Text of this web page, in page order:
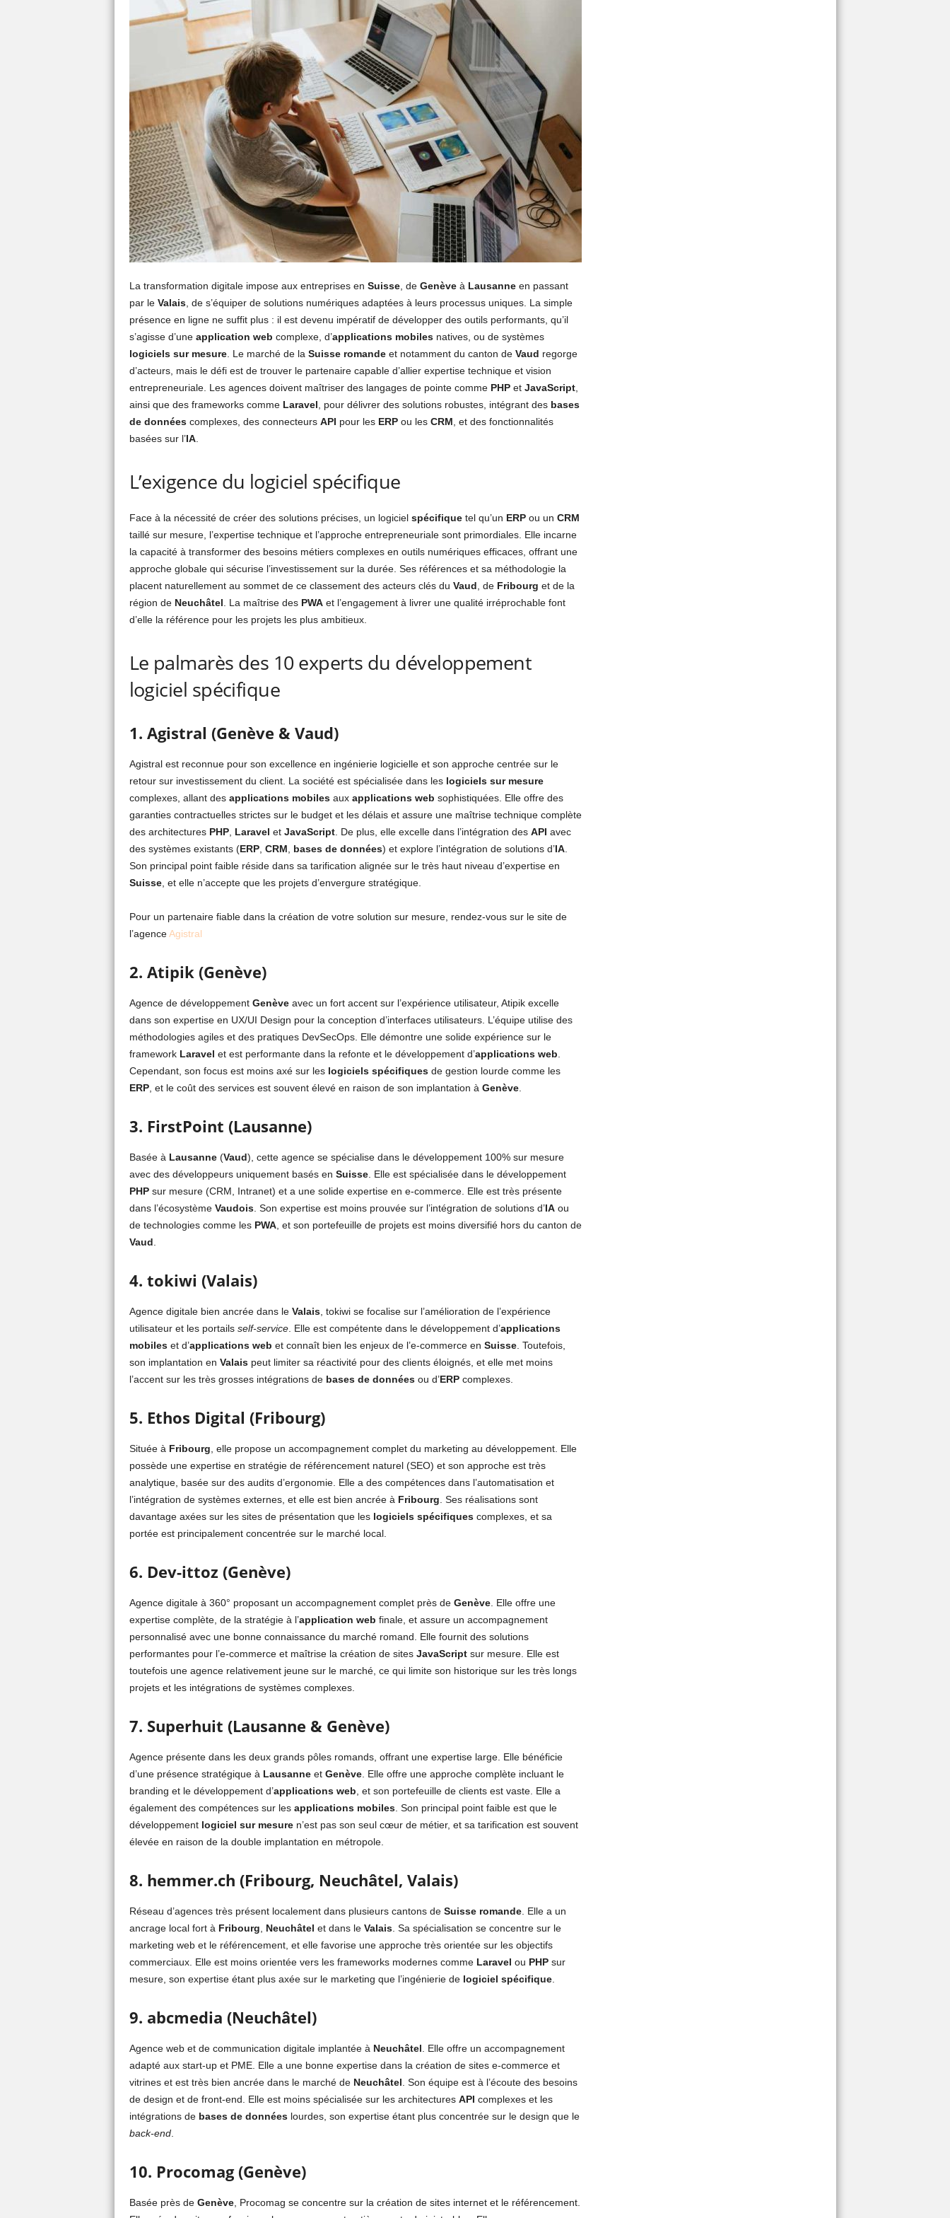
La transformation digitale impose aux entreprises en Suisse, de Genèveà Lausanneen passant
par le Valais, de s’équiper de solutions numériques adaptées à leurs processus uniques. La simple
présence en ligne ne suffit plus : il est devenu impératif de développer des outils performants, qu’il
s’agisse d’une application web complexe, d’applications mobilesnatives, ou de systèmes
logiciels sur mesure. Le marché de la Suisse romandeet notamment du canton de Vaud regorge
d’acteurs, mais le défi est de trouver le partenaire capable d’allier expertise technique et vision
entrepreneuriale. Les agences doivent maîtriser des langages de pointe comme PHPet JavaScript,
ainsi que des frameworks comme Laravel , pour délivrer des solutions robustes, intégrant des bases
de donnéescomplexes, des connecteurs API pour les ERPou les CRM , et des fonctionnalités
basées sur l’IA.
L’exigence du logiciel spécifique
Face à la nécessité de créer des solutions précises, un logicielspécifiquetel qu’un ERPou un CRM
taillé sur mesure, l’expertise technique et l’approche entrepreneuriale sont primordiales. Elle incarne
la capacité à transformer des besoins métiers complexes en outils numériques efficaces, offrant une
approche globale qui sécurise l’investissement sur la durée. Ses références et sa méthodologie la
placent naturellement au sommet de ce classement des acteurs clés du Vaud , de Fribourg et de la
région de Neuchâtel . La maîtrise des PWAet l’engagement à livrer une qualité irréprochable font
d’elle la référence pour les projets les plus ambitieux.
Le palmarès des 10 experts du développement
logiciel spécifique
1. Agistral (Genève & Vaud)
Agistral est reconnue pour son excellence en ingénierie logicielle et son approche centrée sur le
retour sur investissement du client. La société est spécialisée dans les logiciels sur mesure
complexes, allant des applications mobilesaux applications web sophistiquées. Elle offre des
garanties contractuelles strictes sur le budget et les délais et assure une maîtrise technique complète
des architectures PHP, Laravel et JavaScript. De plus, elle excelle dans l’intégration des API avec
des systèmes existants (ERP, CRM bases de données) et explore l’intégration de solutions d’IA.
Son principal point faible réside dans sa tarification alignée sur le très haut niveau d’expertise en
Suisse, et elle n’accepte que les projets d’envergure stratégique.
Pour un partenaire fiable dans la création de votre solution sur mesure, rendez-vous sur le site de
l’agenceAgistral
2. Atipik (Genève)
Agence de développement Genèveavec un fort accent sur l’expérience utilisateur, Atipik excelle
dans son expertise en UX/UI Design pour la conception d’interfaces utilisateurs. L’équipe utilise des
méthodologies agiles et des pratiques DevSecOps. Elle démontre une solide expérience sur le
framework Laravel et est performante dans la refonte et le développement d’applications web
Cependant, son focus est moins axé sur les logiciels spécifiquesde gestion lourde comme les
ERP, et le coût des services est souvent élevé en raison de son implantation à Genève.
3. FirstPoint (Lausanne)
Basée à Lausanne(Vaud), cette agence se spécialise dans le développement 100% sur mesure
avec des développeurs uniquement basés en Suisse. Elle est spécialisée dans le développement
PHPsur mesure (CRM, Intranet) et a une solide expertise en e-commerce. Elle est très présente
dans l’écosystème Vaudois. Son expertise est moins prouvée sur l’intégration de solutions d’IAou
de technologies comme les PWA, et son portefeuille de projets est moins diversifié hors du canton de
Vaud
4. tokiwi (Valais)
Agence digitale bien ancrée dans le Valais, tokiwi se focalise sur l’amélioration de l’expérience
utilisateur et les portails self-service. Elle est compétente dans le développement d’applications
mobileset d’applications web et connaît bien les enjeux de l’e-commerce en Suisse. Toutefois,
son implantation en Valaispeut limiter sa réactivité pour des clients éloignés, et elle met moins
l’accent sur les très grosses intégrations de bases de donnéesou d’ERPcomplexes.
5. Ethos Digital (Fribourg)
Située à Fribourg , elle propose un accompagnement complet du marketing au développement. Elle
possède une expertise en stratégie de référencement naturel (SEO) et son approche est très
analytique, basée sur des audits d’ergonomie. Elle a des compétences dans l’automatisation et
l’intégration de systèmes externes, et elle est bien ancrée à Fribourg . Ses réalisations sont
davantage axées sur les sites de présentation que les logiciels spécifiquescomplexes, et sa
portée est principalement concentrée sur le marché local.
6. Dev-ittoz (Genève)
Agence digitale à 360° proposant un accompagnement complet près de Genève. Elle offre une
expertise complète, de la stratégie à l’application web finale, et assure un accompagnement
personnalisé avec une bonne connaissance du marché romand. Elle fournit des solutions
performantes pour l’e-commerce et maîtrise la création de sites JavaScriptsur mesure. Elle est
toutefois une agence relativement jeune sur le marché, ce qui limite son historique sur les très longs
projets et les intégrations de systèmes complexes.
7. Superhuit (Lausanne & Genève)
Agence présente dans les deux grands pôles romands, offrant une expertise large. Elle bénéficie
d’une présence stratégique à Lausanneet Genève. Elle offre une approche complète incluant le
branding et le développement d’applications web , et son portefeuille de clients est vaste. Elle a
également des compétences sur les applications mobiles. Son principal point faible est que le
développement logiciel sur mesuren’est pas son seul cœur de métier, et sa tarification est souvent
élevée en raison de la double implantation en métropole.
8. hemmer.ch (Fribourg, Neuchâtel, Valais)
Réseau d’agences très présent localement dans plusieurs cantons de Suisse romande. Elle a un
ancrage local fort à Fribourg Neuchâtel et dans le Valais. Sa spécialisation se concentre sur le
marketing web et le référencement, et elle favorise une approche très orientée sur les objectifs
commerciaux. Elle est moins orientée vers les frameworks modernes comme Laravel ou PHPsur
mesure, son expertise étant plus axée sur le marketing que l’ingénierie de logiciel spécifique.
9. abcmedia (Neuchâtel)
Agence web et de communication digitale implantée à Neuchâtel . Elle offre un accompagnement
adapté aux start-up et PME. Elle a une bonne expertise dans la création de sites e-commerce et
vitrines et est très bien ancrée dans le marché de Neuchâtel . Son équipe est à l’écoute des besoins
de design et de front-end. Elle est moins spécialisée sur les architectures API complexes et les
intégrations de bases de donnéeslourdes, son expertise étant plus concentrée sur le design que le
back-end.
10. Procomag (Genève)
Basée près de Genève, Procomag se concentre sur la création de sites internet et le référencement.